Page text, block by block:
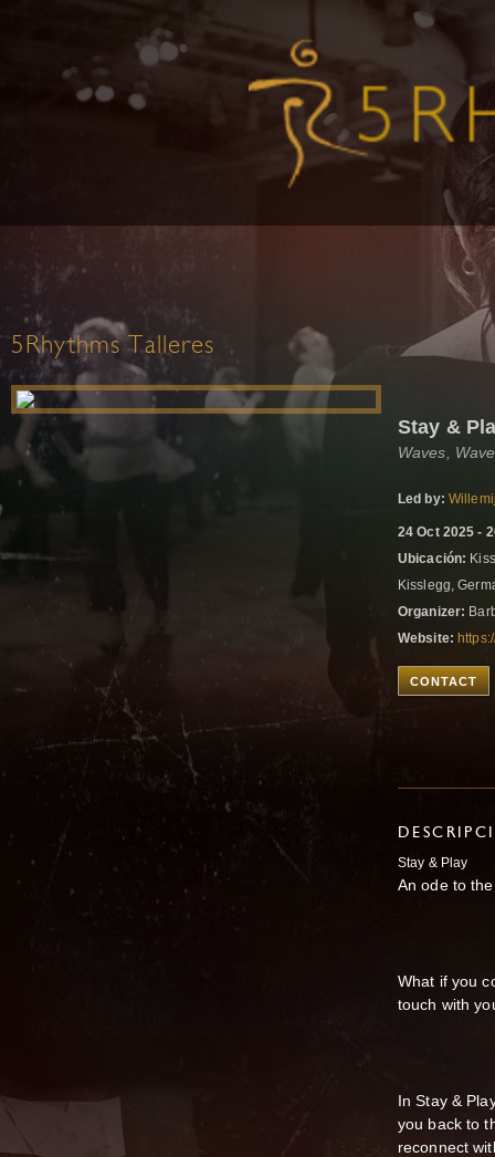
5Rhythms Talleres
Stay &
Waves,
Led by:
24 Oct 2025 -
Ubicación:
Kisslegg,
Organizer:
Website:
CONTACT
Stay & Play
An ode to
What if you
touch with
In Stay &
you back to
reconnect